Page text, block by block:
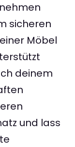
sicheren
Möbel
deinem
und lass